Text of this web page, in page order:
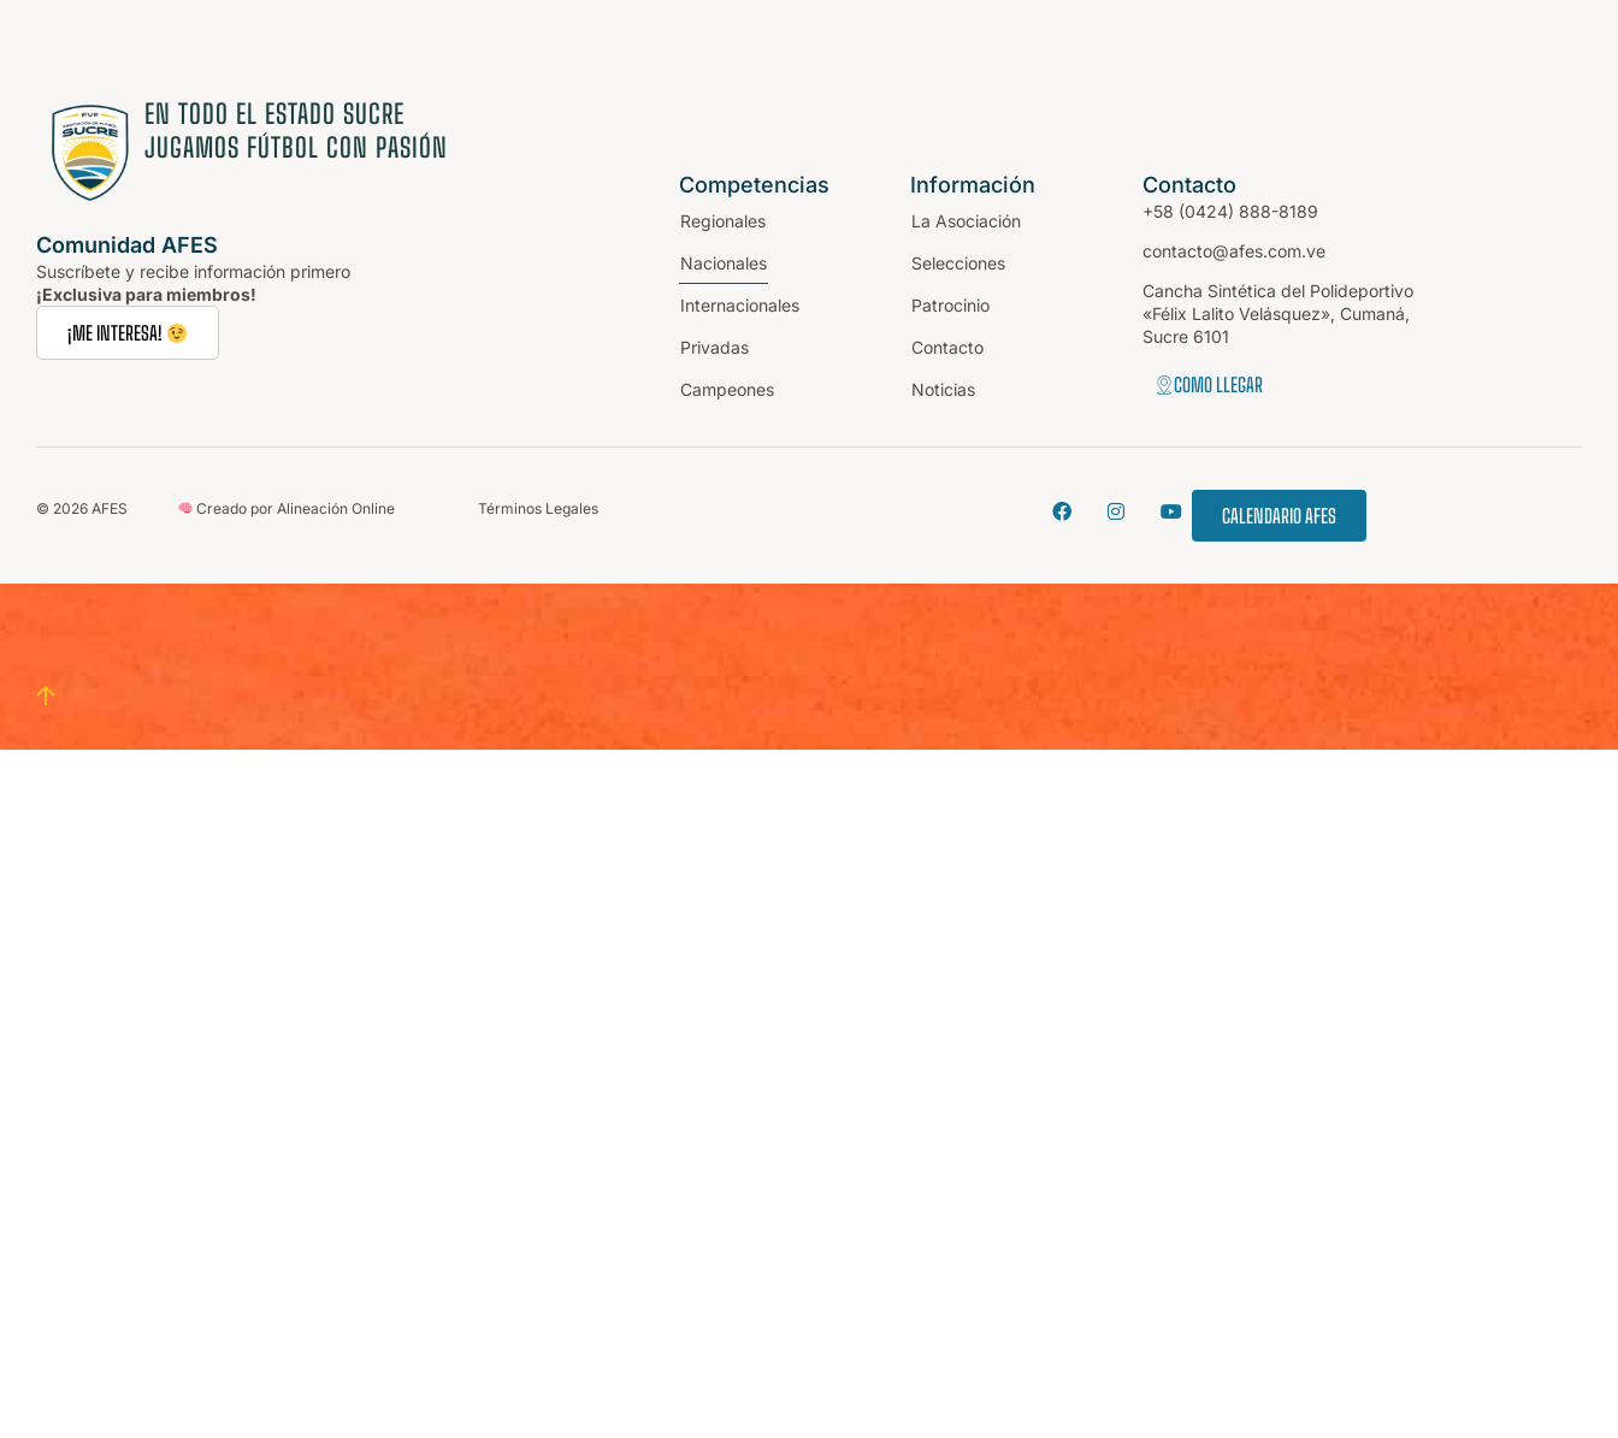
EN TODO EL ESTADO SUCRE
JUGAMOS FÚTBOL CON PASIÓN
Comunidad AFES
Suscríbete y recibe información primero
¡Exclusiva para miembros!
¡ME INTERESA!
Competencias
Regionales
Nacionales
Internacionales
Privadas
Campeones
Información
La Asociación
Selecciones
Patrocinio
Contacto
Noticias
Contacto
+58 (0424) 888-8189
contacto@afes.com.ve
Cancha Sintética del Polideportivo
«Félix Lalito Velásquez», Cumaná,
Sucre 6101
COMO LLEGAR
© 2026 AFES Creado por Alineación Online Términos Legales CALENDARIO AFES